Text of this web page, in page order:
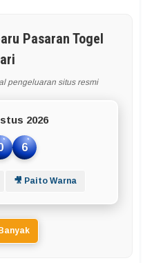
Pasaran Togel
pengeluaran situs resmi
2026
6
🎥 Paito Warna